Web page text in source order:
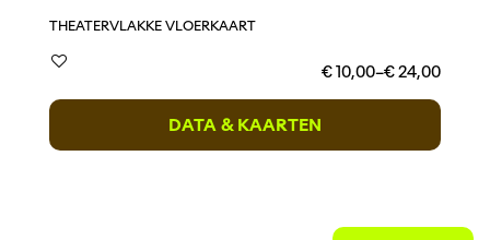
THEATERVLAKKE VLOERKAART
€ 10,00–€ 24,00
DATA & KAARTEN